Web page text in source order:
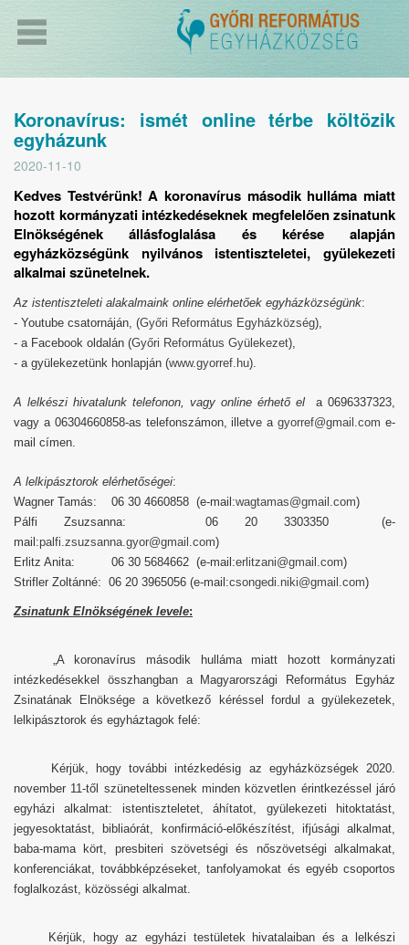
Koronavírus: ismét online térbe költözik
egyházunk
2020-11-10
Kedves Testvérünk! A koronavírus második hulláma miatt
hozott kormányzati intézkedéseknek megfelelően zsinatunk
Elnökségének állásfoglalása és kérése alapján
egyházközségünk nyilvános istentiszteletei, gyülekezeti
alkalmai szünetelnek.
Az istentiszteleti alakalmaink online elérhetőek egyházközségünk:
- Youtube csatornáján, (Győri Református Egyházközség),
- a Facebook oldalán (Győri Református Gyülekezet),
- a gyülekezetünk honlapján (www.gyorref.hu).
A lelkészi hivatalunk telefonon, vagy online érhető el a 0696337323,
vagy a 06304660858-as telefonszámon, illetve agyorref@gmail.com e-
mail címen.
A lelkipásztorok elérhetőségei:
Wagner Tamás: 06 30 4660858 (e-mail:wagtamas@gmail.com)
Pálfi Zsuzsanna: 06 20 3303350 (e-
mail:palfi.zsuzsanna.gyor@gmail.com)
Erlitz Anita: 06 30 5684662 (e-mail:erlitzani@gmail.com)
Strifler Zoltánné: 06 20 3965056 (e-mail:csongedi.niki@gmail.com)
Zsinatunk Elnökségének levele:
„A koronavírus második hulláma miatt hozott kormányzati
intézkedésekkel összhangban a Magyarországi Református Egyház
Zsinatának Elnöksége a következő kéréssel fordul a gyülekezetek,
lelkipásztorok és egyháztagok felé:
Kérjük, hogy további intézkedésig az egyházközségek 2020.
november 11-től szüneteltessenek minden közvetlen érintkezéssel járó
egyházi alkalmat: istentiszteletet, áhítatot, gyülekezeti hitoktatást,
jegyesoktatást, bibliaórát, konfirmáció-előkészítést, ifjúsági alkalmat,
baba-mama kört, presbiteri szövetségi és nőszövetségi alkalmakat,
konferenciákat, továbbképzéseket, tanfolyamokat és egyéb csoportos
foglalkozást, közösségi alkalmat.
Kérjük, hogy az egyházi testületek hivatalaiban és a lelkészi